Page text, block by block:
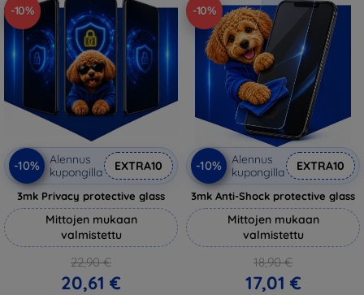
-10%
-10%
Alennus
kupongilla
EXTRA10
3mk Privacy protective glass
Mittojen mukaan
valmistettu
22,90 €
20,61 €
-10%
-10%
Alennus
kupongilla
EXTRA10
3mk Anti-Shock protective glass
Mittojen mukaan
valmistettu
18,90 €
17,01 €